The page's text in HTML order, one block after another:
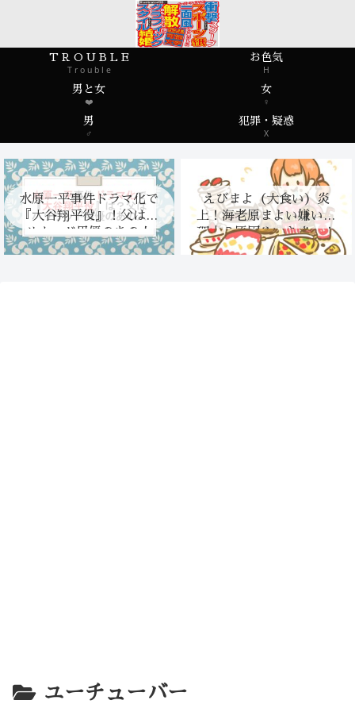
T R O U B L E
T r o u b l e
お色気
H
男と女
❤️
女
♀
男
♂
犯罪・疑惑
X
水原一平事件ドラマ化で
『大谷翔平役』！父はハ
リウッド男優のあの人
えびまよ（大食い）炎
上！海老原まよい嫌いな
理由？原因やいきさつ！
ユーチューバー